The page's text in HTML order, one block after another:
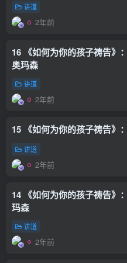
讲道
2年前
16 《如何为你的孩子祷告》
奥玛森
讲道
2年前
15 《如何为你的孩子祷告》
讲道
2年前
14 《如何为你的孩子祷告》
玛森
讲道
2年前